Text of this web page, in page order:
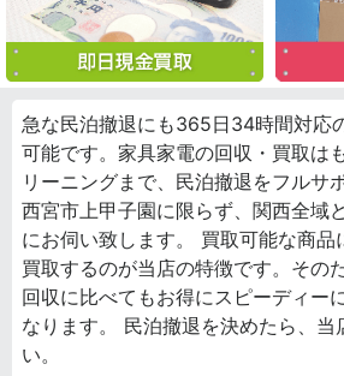
急な民泊撤退にも365日34時間対応
可能です。家具家電の回収・買取は
リーニングまで、民泊撤退をフルサ
西宮市上甲子園に限らず、関西全域
にお伺い致します。 買取可能な商品
買取するのが当店の特徴です。その
回収に比べてもお得にスピーディー
なります。 民泊撤退を決めたら、当
い。